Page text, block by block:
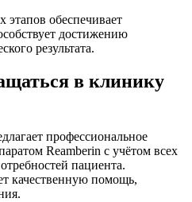
обеспечивает
достижению
результата.
в клинику
профессиональное
Reamberin с учётом всех
пациента.
качественную помощь,